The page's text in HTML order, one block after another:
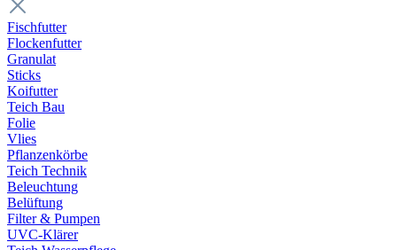
Fischfutter
Flockenfutter
Granulat
Sticks
Koifutter
Teich Bau
Folie
Vlies
Pflanzenkörbe
Teich Technik
Beleuchtung
Belüftung
Filter & Pumpen
UVC-Klärer